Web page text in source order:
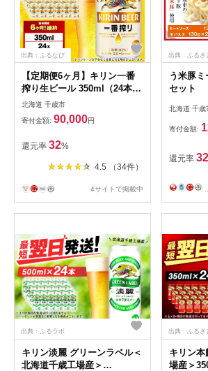
出典：ふるなび
【定期便6ヶ月】キリン一番
搾り生ビール 350ml（24本）
＜北海道千歳工場産＞
北海道 千歳市
寄付金額: 90,000円
還元率 32%
4.5 （34件）
4サイトで掲載中
出典：ふるさ
う米豚
セット
北海道 千歳
寄付金額:
還元率 32
出典：ふるラボ
キリン淡麗 グリーンラベル＜
北海道千歳工場産＞
出典：ふるさ
キリン本
場産＞